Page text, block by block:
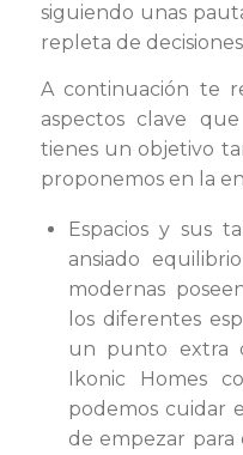
siguiendo unas
repleta de
A continuación te
aspectos clave
tienes un objetivo
proponemos en la
Espacios y sus
ansiado
modernas
los diferentes
un punto extra
Ikonic Homes
podemos cuidar
de empezar